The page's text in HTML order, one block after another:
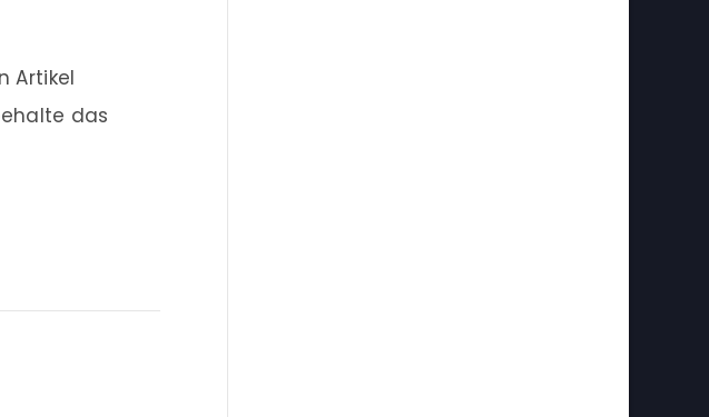
Artikel
das